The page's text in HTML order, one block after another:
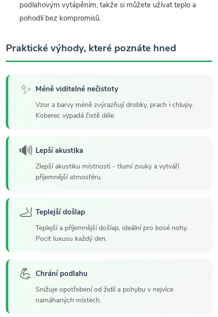
podlahovým vytápěním, takže si můžete užívat teplo a
pohodlí bez kompromisů.
Praktické výhody, které poznáte hned
✨ Méně viditelné nečistoty
Vzor a barvy méně zvýrazňují drobky, prach i chlupy.
Koberec vypadá čistě déle.
🔊 Lepší akustika
Zlepší akustiku místnosti - tlumí zvuky a vytváří
příjemnější atmosféru.
🦶 Teplejší došlap
Teplejší a příjemnější došlap, ideální pro bosé nohy.
Pocit luxusu každý den.
💪 Chrání podlahu
Snižuje opotřebení od židlí a pohybu v nejvíce
namáhaných místech.